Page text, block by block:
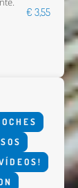
€ 3,55